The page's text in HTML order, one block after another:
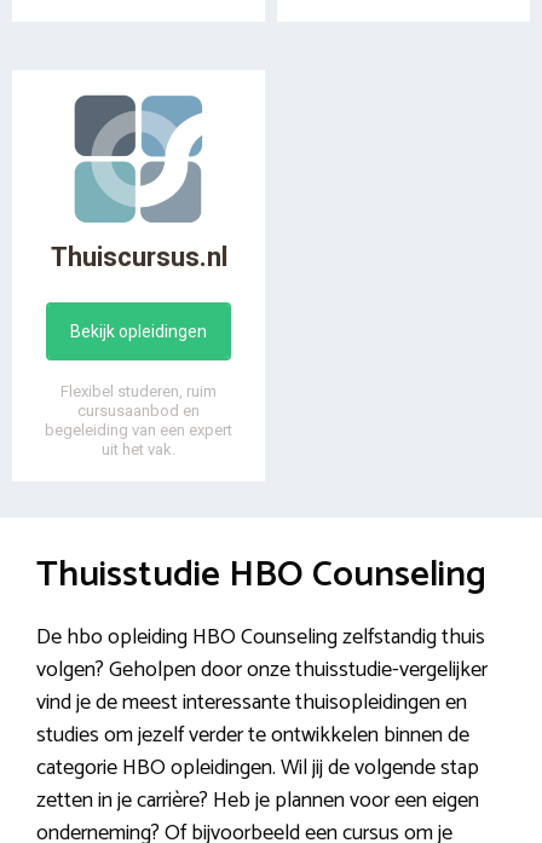
Thuiscursus.nl
Bekijk opleidingen
Flexibel studeren, ruim
cursusaanbod en
begeleiding van een expert
uit het vak.
Thuisstudie HBO Counseling
De hbo opleiding HBO Counseling zelfstandig thuis
volgen? Geholpen door onze thuisstudie-vergelijker
vind je de meest interessante thuisopleidingen en
studies om jezelf verder te ontwikkelen binnen de
categorie HBO opleidingen. Wil jij de volgende stap
zetten in je carrière? Heb je plannen voor een eigen
onderneming? Of bijvoorbeeld een cursus om je